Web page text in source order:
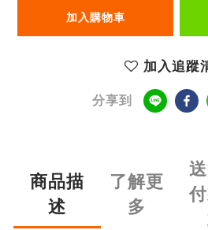
加入購物車
加入追蹤
分享到
商品描
述
了解更
多